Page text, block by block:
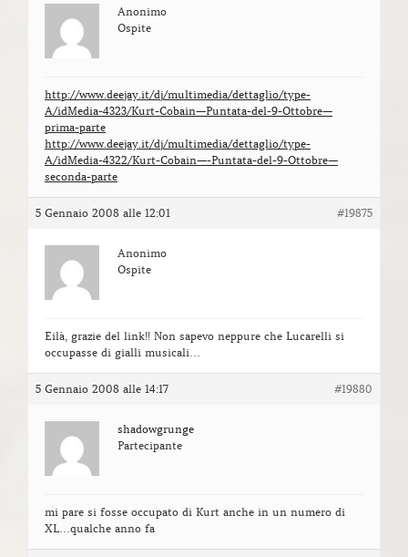
Anonimo
Ospite
http://www.deejay.it/dj/multimedia/dettaglio/type-
A/idMedia-4323/Kurt-Cobain—Puntata-del-9-Ottobre—
prima-parte
http://www.deejay.it/dj/multimedia/dettaglio/type-
A/idMedia-4322/Kurt-Cobain—-Puntata-del-9-Ottobre—
seconda-parte
5 Gennaio 2008 alle 12:01 #19875
Anonimo
Ospite
Eilà, grazie del link!! Non sapevo neppure che Lucarelli si
occupasse di gialli musicali…
5 Gennaio 2008 alle 14:17 #19880
shadowgrunge
Partecipante
mi pare si fosse occupato di Kurt anche in un numero di
XL…qualche anno fa